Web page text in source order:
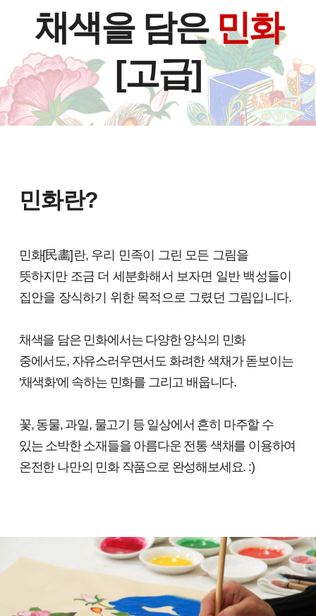
채색을 담은민화
[고급]
민화란?
민화[民畵]란, 우리 민족이 그린 모든 그림을
뜻하지만 조금 더 세분화해서 보자면 일반 백성들이
집안을 장식하기 위한 목적으로 그렸던 그림입니다.
채색을 담은 민화에서는 다양한 양식의 민화
중에서도, 자유스러우면서도 화려한 색채가 돋보이는
'채색화'에 속하는 민화를 그리고 배웁니다.
꽃, 동물, 과일, 물고기 등 일상에서 흔히 마주할 수
있는 소박한 소재들을 아름다운 전통 색채를 이용하여
온전한 나만의 민화 작품으로 완성해보세요. :)